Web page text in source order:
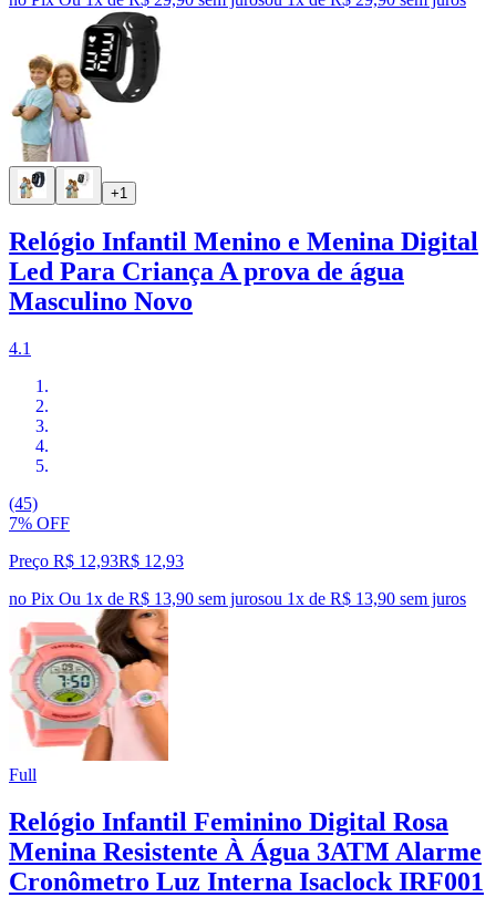
+1
Relógio Infantil Menino e Menina Digital
Led Para Criança A prova de água
Masculino Novo
4.1
(45)
7% OFF
Preço R$ 12,93R$ 12,93
no Pix Ou 1x de R$ 13,90 sem jurosou 1x de R$ 13,90 sem juros
Full
Relógio Infantil Feminino Digital Rosa
Menina Resistente À Água 3ATM Alarme
Cronômetro Luz Interna Isaclock IRF001